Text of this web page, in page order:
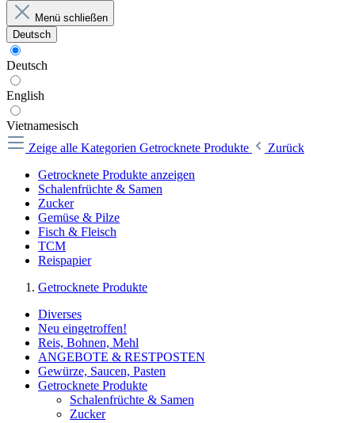
Menü schließen
Deutsch
Deutsch
English
Vietnamesisch
Zeige alle Kategorien Getrocknete Produkte
Zurück
Getrocknete Produkte anzeigen
Schalenfrüchte & Samen
Zucker
Gemüse & Pilze
Fisch & Fleisch
TCM
Reispapier
Getrocknete Produkte
Diverses
Neu eingetroffen!
Reis, Bohnen, Mehl
ANGEBOTE & RESTPOSTEN
Gewürze, Saucen, Pasten
Getrocknete Produkte
Schalenfrüchte & Samen
Zucker